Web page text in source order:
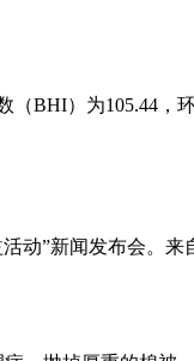
）为105.44，
”新闻发布会。来